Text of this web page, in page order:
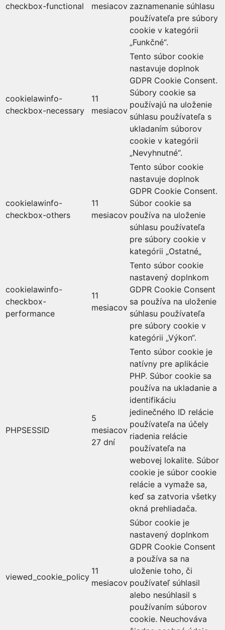
checkbox-functional
mesiacov zaznamenanie súhlasu
používateľa pre súbory
cookie v kategórii
„Funkčné“.
cookielawinfo-
checkbox-necessary
11
mesiacov
Tento súbor cookie
nastavuje doplnok
GDPR Cookie Consent.
Súbory cookie sa
používajú na uloženie
súhlasu používateľa s
ukladaním súborov
cookie v kategórii
„Nevyhnutné“.
cookielawinfo-
checkbox-others
11
mesiacov
Tento súbor cookie
nastavuje doplnok
GDPR Cookie Consent.
Súbor cookie sa
používa na uloženie
súhlasu používateľa
pre súbory cookie v
kategórii „Ostatné„
cookielawinfo-
checkbox-
performance
11
mesiacov
Tento súbor cookie
nastavený doplnkom
GDPR Cookie Consent
sa používa na uloženie
súhlasu používateľa
pre súbory cookie v
kategórii „Výkon“.
PHPSESSID
5
mesiacov
27 dní
Tento súbor cookie je
natívny pre aplikácie
PHP. Súbor cookie sa
používa na ukladanie a
identifikáciu
jedinečného ID relácie
používateľa na účely
riadenia relácie
používateľa na
webovej lokalite. Súbor
cookie je súbor cookie
relácie a vymaže sa,
keď sa zatvoria všetky
okná prehliadača.
viewed_cookie_policy
11
mesiacov
Súbor cookie je
nastavený doplnkom
GDPR Cookie Consent
a používa sa na
uloženie toho, či
používateľ súhlasil
alebo nesúhlasil s
používaním súborov
cookie. Neuchováva